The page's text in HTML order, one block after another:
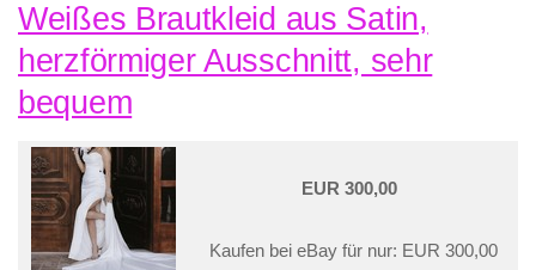
Weißes Brautkleid aus Satin,
herzförmiger Ausschnitt, sehr
bequem
EUR 300,00
Kaufen bei eBay für nur: EUR 300,00